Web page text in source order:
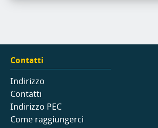
Contatti
Indirizzo
Contatti
Indirizzo PEC
Come raggiungerci